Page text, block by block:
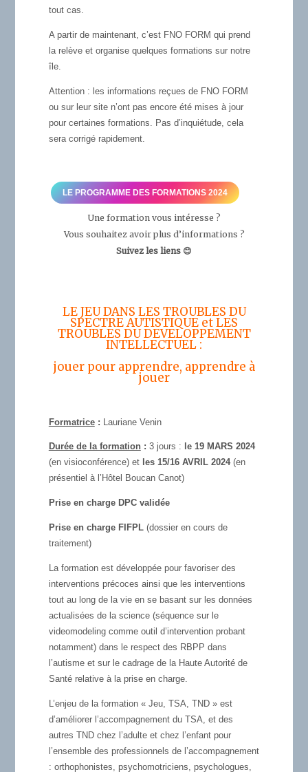
tout cas.
A partir de maintenant, c’est FNO FORM qui prend
la relève et organise quelques formations sur notre
île.
Attention : les informations reçues de FNO FORM
ou sur leur site n’ont pas encore été mises à jour
pour certaines formations. Pas d’inquiétude, cela
sera corrigé rapidement.
LE PROGRAMME DES FORMATIONS 2024
Une formation vous intéresse ?
Vous souhaitez avoir plus d’informations ?
Suivez les liens 😊
LE JEU DANS LES TROUBLES DU
SPECTRE AUTISTIQUE et LES
TROUBLES DU DEVELOPPEMENT
INTELLECTUEL :
jouer pour apprendre, apprendre à
jouer
Formatrice: Lauriane Venin
Durée de la formation: 3 jours : le 19 MARS 2024
(en visioconférence) et les 15/16 AVRIL 2024 (en
présentiel à l’Hôtel Boucan Canot)
Prise en charge DPC validée
Prise en charge FIFPL(dossier en cours de
traitement)
La formation est développée pour favoriser des
interventions précoces ainsi que les interventions
tout au long de la vie en se basant sur les données
actualisées de la science (séquence sur le
videomodeling comme outil d’intervention probant
notamment) dans le respect des RBPP dans
l’autisme et sur le cadrage de la Haute Autorité de
Santé relative à la prise en charge.
L’enjeu de la formation « Jeu, TSA, TND » est
d’améliorer l’accompagnement du TSA, et des
autres TND chez l’adulte et chez l’enfant pour
l’ensemble des professionnels de l’accompagnement
: orthophonistes, psychomotriciens, psychologues,